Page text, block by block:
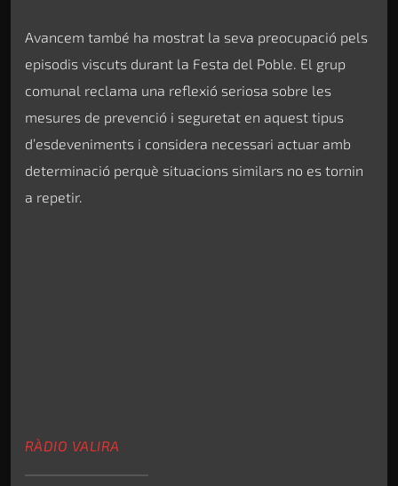
Avancem també ha mostrat la seva preocupació pels
episodis viscuts durant la Festa del Poble. El grup
comunal reclama una reflexió seriosa sobre les
mesures de prevenció i seguretat en aquest tipus
d’esdeveniments i considera necessari actuar amb
determinació perquè situacions similars no es tornin
a repetir.
RÀDIO VALIRA